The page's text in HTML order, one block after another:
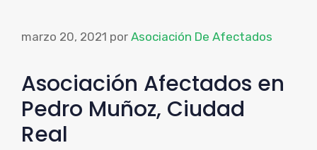
marzo 20, 2021 por Asociación De Afectados
Asociación Afectados en
Pedro Muñoz, Ciudad
Real